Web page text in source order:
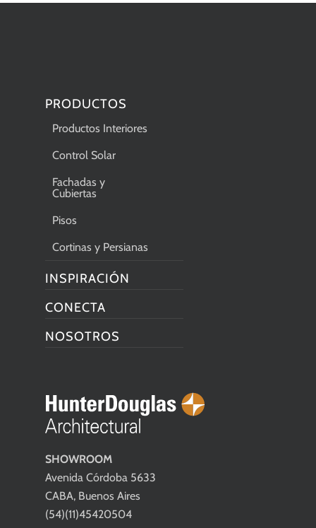
SHOWROOM
Avenida Córdoba 5633
CABA, Buenos Aires
(54)(11)45420504
PRODUCTOS
Productos Interiores
Control Solar
Fachadas y
Cubiertas
Pisos
Cortinas y Persianas
INSPIRACIÓN
CONECTA
NOSOTROS